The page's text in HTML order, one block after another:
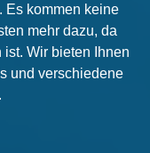
Es kommen keine
mehr dazu, da
Wir bieten Ihnen
und verschiedene